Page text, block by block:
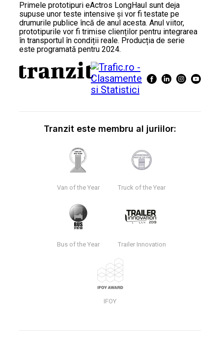
Primele prototipuri eActros LongHaul sunt deja
supuse unor teste intensive și vor fi testate pe
drumurile publice încă de anul acesta. Anul viitor,
prototipurile vor fi trimise clienților pentru integrarea
în transportul în condiții reale. Producția de serie
este programată pentru 2024.
Tranzit este membru al juriilor:
Van of the Year Truck of the Year
Bus of the Year Trailer Innovation
IFOY